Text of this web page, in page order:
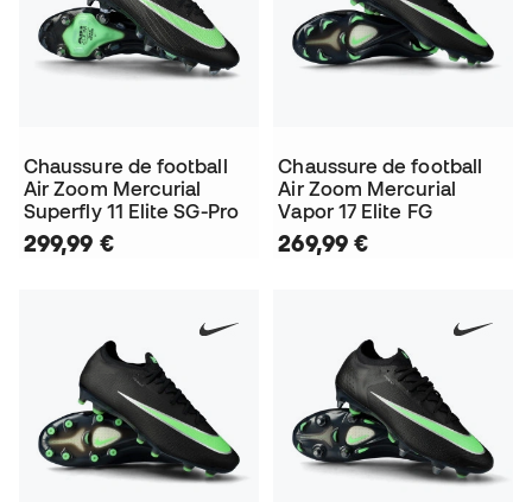
Chaussure de football
Air Zoom Mercurial
Superfly 11 Elite SG-Pro
299,99 €
Chaussure de football
Air Zoom Mercurial
Vapor 17 Elite FG
269,99 €